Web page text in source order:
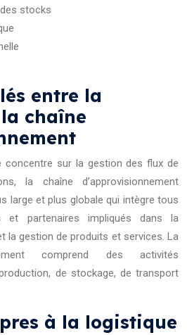
stocks
entre la
chaîne
concentre sur la gestion des flux de
la chaîne d’approvisionnement
large et plus globale qui intègre tous
et partenaires impliqués dans la
la gestion de produits et services. La
comprend des activités
de stockage, de transport
à la logistique